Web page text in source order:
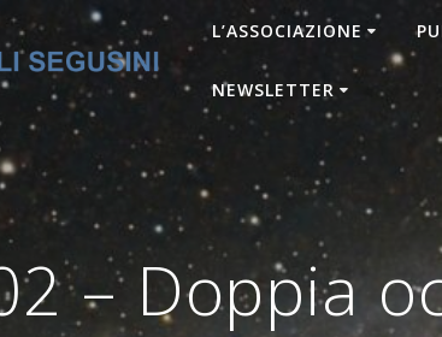
L’ASSOCIAZIONE
NEWSLETTER
– Doppia